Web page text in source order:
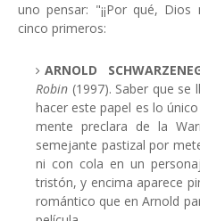
uno pensar: "¡¡Por qué,
cinco primeros:
ARNOLD
Robin (1997). Saber que
hacer este papel es lo
mente preclara de la
semejante pastizal por
ni con cola en un
tristón, y encima aparece
romántico que en Arnold